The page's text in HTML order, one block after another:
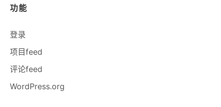
功能
登录
项目feed
评论feed
WordPress.org